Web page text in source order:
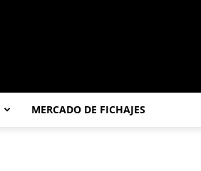
MERCADO DE FICHAJES